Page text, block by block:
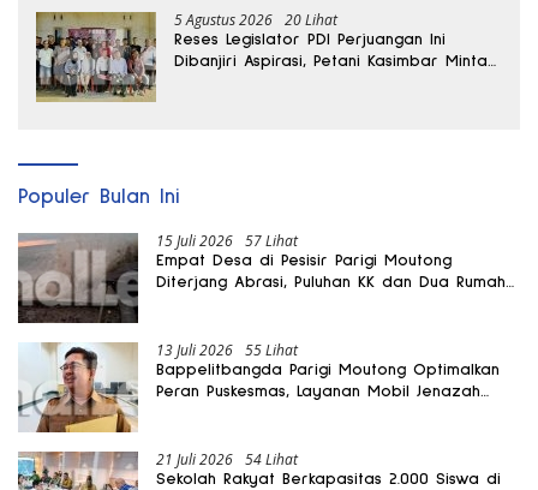
5 Agustus 2026 20 Lihat
Reses Legislator PDI Perjuangan Ini
Dibanjiri Aspirasi, Petani Kasimbar Minta
Populer Bulan Ini
15 Juli 2026 57 Lihat
Empat Desa di Pesisir Parigi Moutong
Diterjang Abrasi, Puluhan KK dan Dua Rumah
13 Juli 2026 55 Lihat
Bappelitbangda Parigi Moutong Optimalkan
Peran Puskesmas, Layanan Mobil Jenazah
21 Juli 2026 54 Lihat
Sekolah Rakyat Berkapasitas 2.000 Siswa di